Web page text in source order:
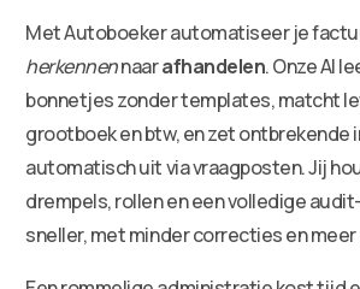
Met Autoboeker automatiseer je
herkennennaarafhandelen. Onze AI
bonnetjes zonder templates, matcht
grootboek en btw, en zet ontbrekende
automatisch uit via vraagposten. Jij
drempels, rollen en een volledige
sneller, met minder correcties en